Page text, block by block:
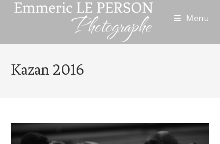
Menu
Kazan 2016